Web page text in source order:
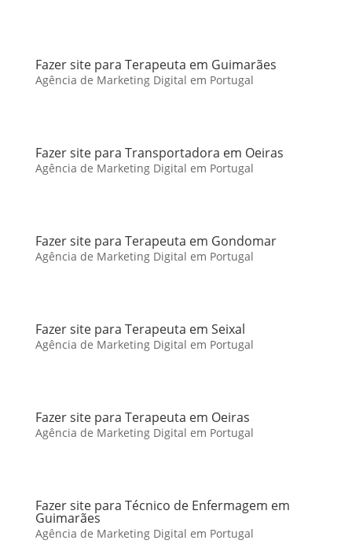
Fazer site para Terapeuta em Guimarães
Agência de Marketing Digital em Portugal
Fazer site para Transportadora em Oeiras
Agência de Marketing Digital em Portugal
Fazer site para Terapeuta em Gondomar
Agência de Marketing Digital em Portugal
Fazer site para Terapeuta em Seixal
Agência de Marketing Digital em Portugal
Fazer site para Terapeuta em Oeiras
Agência de Marketing Digital em Portugal
Fazer site para Técnico de Enfermagem em
Guimarães
Agência de Marketing Digital em Portugal